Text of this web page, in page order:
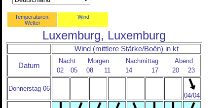
Temperaturen,
Wetter
Wind
Luxemburg, Luxemburg
Wind (mittlere Stärke/Boën) in kt
Datum
Nacht Morgen Nachmittag
Abend
02
05 08 11 14 17 20 23
Donnerstag 06
04/04